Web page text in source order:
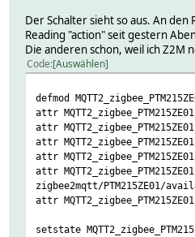
Der Schalter sieht so aus. An den
Reading "action" seit gestern
Die anderen schon, weil ich Z2M
Code Auswählen
defmod
attr
attr
attr
attr
attr
zigbee2mqtt/
attr MQTT2_zigbee_PTM215ZE01
setstate